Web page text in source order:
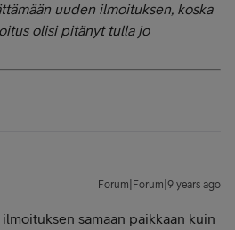
uuden ilmoituksen, koska
olisi pitänyt tulla jo
Forum|Forum|9 years ago
samaan paikkaan kuin